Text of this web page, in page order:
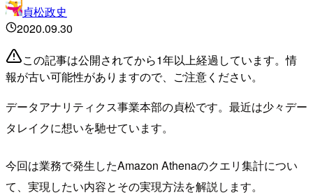
貞松政史
2020.09.30
この記事は公開されてから1年以上経過しています。情
報が古い可能性がありますので、ご注意ください。
データアナリティクス事業本部の貞松です。最近は少々デー
タレイクに想いを馳せています。
今回は業務で発生したAmazon Athenaのクエリ集計につい
て、実現したい内容とその実現方法を解説します。